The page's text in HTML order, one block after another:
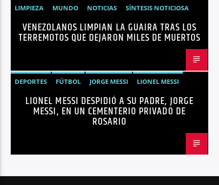
LIMPIEZA MUNDO NOTICIAS
SÍNTESIS NOTICIOSA
TERREMOTOS VENEZUELA
VENEZUELA
VENEZOLANOS LIMPIAN LA GUAIRA TRAS LOS
TERREMOTOS QUE DEJARON MILES DE MUERTOS
DEPORTES FÚTBOL JORGE MESSI
LIONEL MESSI
NOTICIAS
LIONEL MESSI DESPIDIÓ A SU PADRE, JORGE
MESSI, EN UN CEMENTERIO PRIVADO DE
ROSARIO